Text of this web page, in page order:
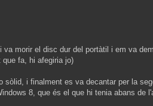
morir el disc dur del portàtil i em va
que fa, hi afegiria jo)
i finalment es va decantar per la
8, que és el que hi tenia abans de